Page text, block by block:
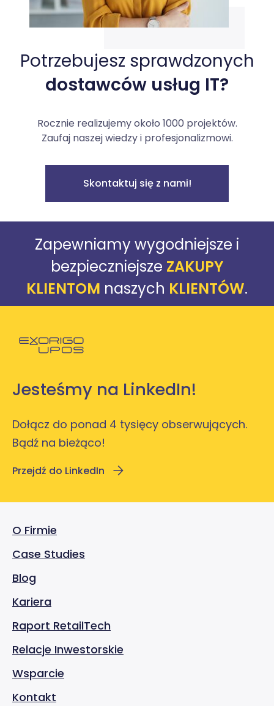
Potrzebujesz sprawdzonych
dostawców usług IT?
Rocznie realizujemy około 1000 projektów.
Zaufaj naszej wiedzy i profesjonalizmowi.
Skontaktuj się z nami!
Zapewniamy wygodniejsze i
bezpieczniejsze ZAKUPY
KLIENTOM naszych KLIENTÓW.
Jesteśmy na LinkedIn!
Dołącz do ponad 4 tysięcy obserwujących.
Bądź na bieżąco!
Przejdź do LinkedIn
O Firmie
Case Studies
Blog
Kariera
Raport RetailTech
Relacje Inwestorskie
Wsparcie
Kontakt